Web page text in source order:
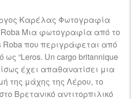
Καρέλας Φωτογραφία
Roba Μια φωτογραφία από το
Roba που περιγράφεται από
ως “Leros. Un cargo britannique
έχει απαθανατίσει μια
της μάχης της Λέρου, το
Βρετανικό αντιτορπιλικό